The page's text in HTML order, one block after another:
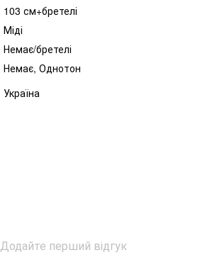
103 см+бретелі
Міді
Немає/бретелі
Немає, Однотон
Україна
Додайте перший відгук